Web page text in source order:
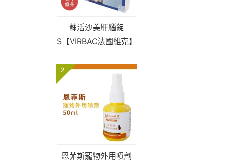
蘇活沙美肝腦錠
S【VIRBAC法國維克】
2
恩菲斯寵物外用噴劑